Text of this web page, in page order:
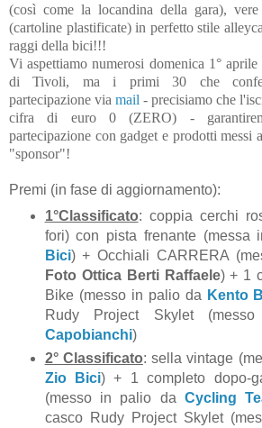
(così come la locandina della gara),
(cartoline plastificate) in perfetto stile
raggi della bici!!!
Vi aspettiamo numerosi domenica 1°
di Tivoli, ma i primi 30 che
partecipazione via mail - precisiamo che
cifra di euro 0 (ZERO) -
partecipazione con gadget e prodotti messi
"sponsor"!
Premi (in fase di aggiornamento):
1°Classificato: coppia cerchi
fori) con pista frenante
Bici) + Occhiali CARRERA
Foto Ottica Berti Raffaele) + 1
Bike (messo in palio da Kento
Rudy Project Skylet
Capobianchi)
2° Classificato: sella vintage
Zio Bici) + 1 completo dopo-
(messo in palio da Cycling
casco Rudy Project Skylet